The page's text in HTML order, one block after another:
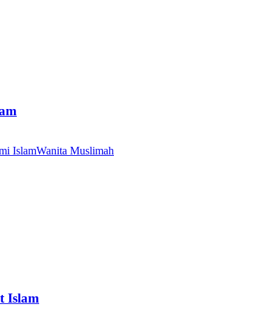
IslamWanita Muslimah
Islam